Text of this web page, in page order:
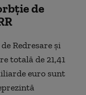
de
Redresare și
totală de 21,41
euro sunt